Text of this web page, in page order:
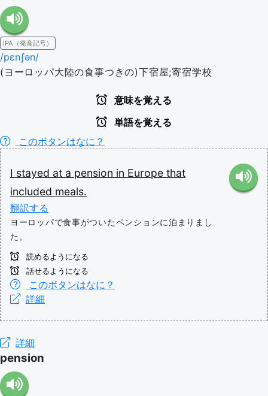
IPA（発音記号）
/pɛnʃən/
(ヨーロッパ大陸の食事つきの)下宿屋;寄宿学校
意味を覚える
単語を覚える
このボタンはなに？
I stayed at a pension in Europe that
included meals.
翻訳する
ヨーロッパで食事がついたペンションに泊まりまし
た。
読めるようになる
話せるようになる
このボタンはなに？
詳細
詳細
pension